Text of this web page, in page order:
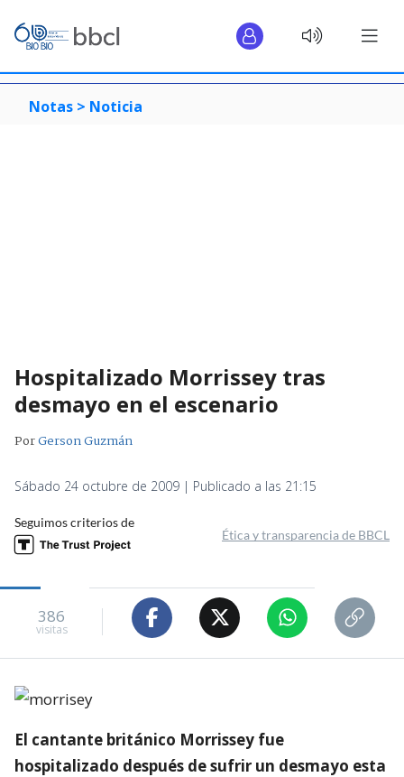
Notas > Noticia
Hospitalizado Morrissey tras
desmayo en el escenario
PorGerson Guzmán
Sábado 24 octubre de 2009 | Publicado a las 21:15
Seguimos criterios de
Ética y transparencia de BBCL
386
visitas
El cantante británico Morrissey fue
hospitalizado después de sufrir un desmayo esta